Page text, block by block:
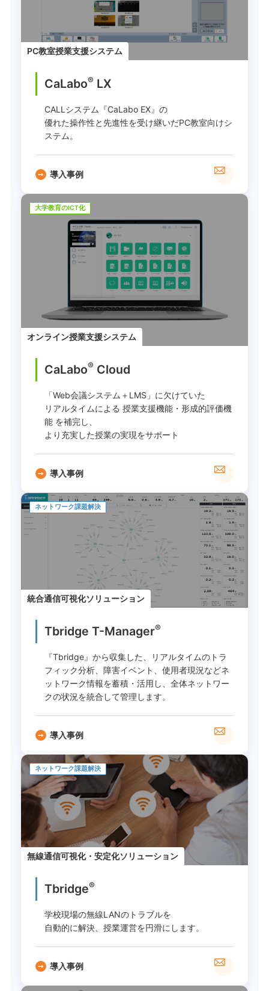
PC教室授業支援システム
CaLabo® LX
CALLシステム『CaLabo EX』の
優れた操作性と先進性を受け継いだPC教室向けシ
ステム。
導入事例
大学教育のICT化
オンライン授業支援システム
CaLabo® ︎ Cloud
「Web会議システム＋LMS」に欠けていた
リアルタイムによる 授業支援機能・形成的評価機
能 を補完し、
より充実した授業の実現をサポート
導入事例
ネットワーク課題解決
統合通信可視化ソリューション
Tbridge T-Manager®
『Tbridge』から収集した、リアルタイムのトラ
フィック分析、障害イベント、使用者現況などネ
ットワーク情報を蓄積・活用し、全体ネットワー
クの状況を統合して管理します。
導入事例
ネットワーク課題解決
無線通信可視化・安定化ソリューション
Tbridge®
学校現場の無線LANのトラブルを
自動的に解決、授業運営を円滑にします。
導入事例